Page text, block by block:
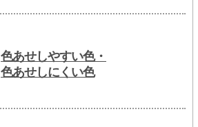
色あせしやすい色・
色あせしにくい色